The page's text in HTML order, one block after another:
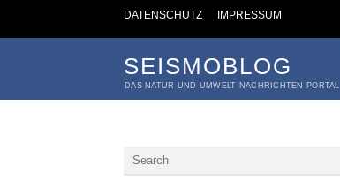
DATENSCHUTZ IMPRESSUM
SEISMOBLOG
DAS NATUR UND UMWELT NACHRICHTEN PORTAL